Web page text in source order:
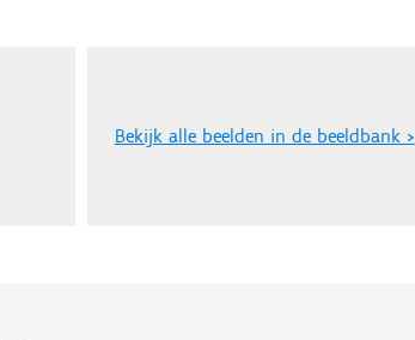
Bekijk alle beelden in de beeldbank >